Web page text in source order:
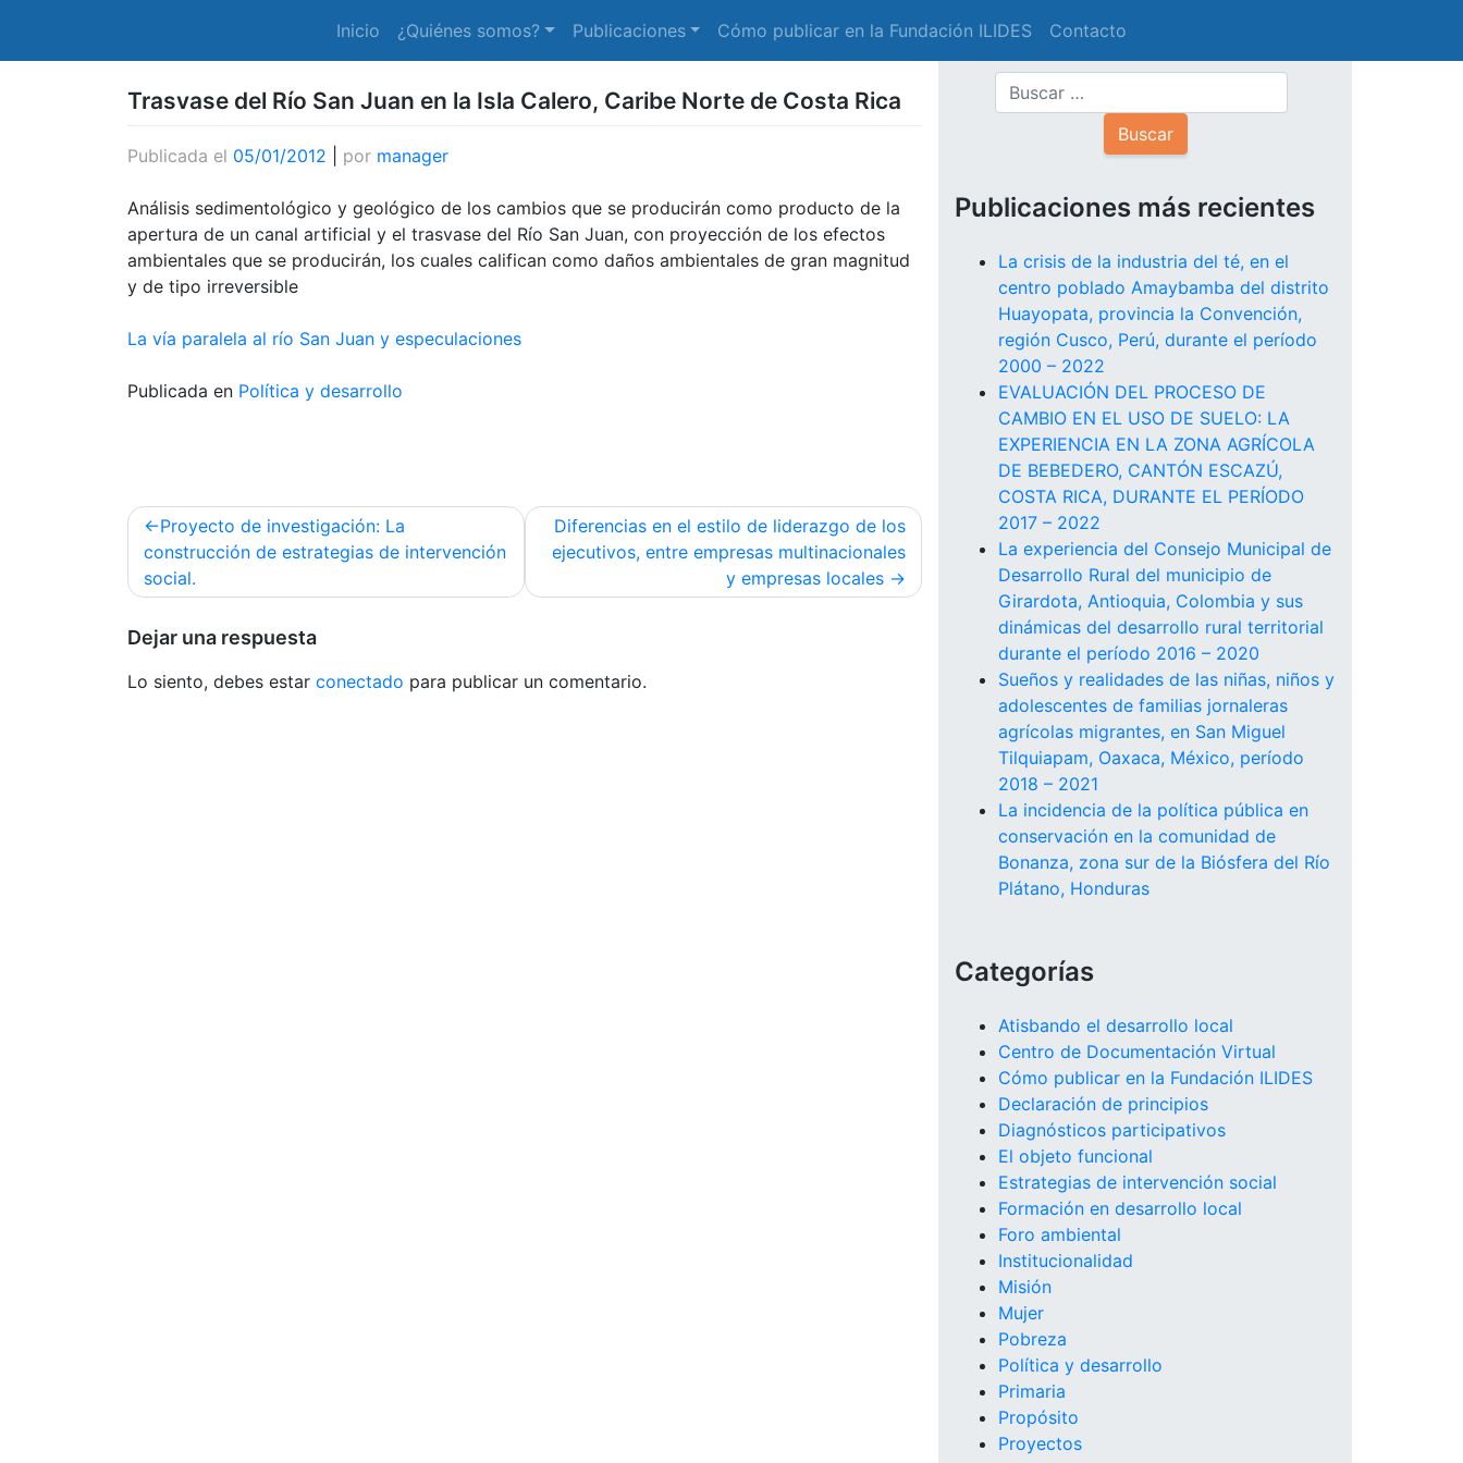
Inicio ¿Quiénes somos? Publicaciones Cómo publicar en la Fundación ILIDES Contacto
Trasvase del Río San Juan en la Isla Calero, Caribe Norte de Costa Rica
Publicada el 05/01/2012 por manager
Análisis sedimentológico y geológico de los cambios que se producirán como producto de la
apertura de un canal artificial y el trasvase del Río San Juan, con proyección de los efectos
ambientales que se producirán, los cuales califican como daños ambientales de gran magnitud
y de tipo irreversible
La vía paralela al río San Juan y especulaciones
Publicada en Política y desarrollo
Navegación
de
entradas
Proyecto de investigación: La
construcción de estrategias de intervención
social.
Diferencias en el estilo de liderazgo de los
ejecutivos, entre empresas multinacionales
y empresas locales
Dejar una respuesta
Lo siento, debes estar conectado para publicar un comentario.
Publicaciones más recientes
La crisis de la industria del té, en el
centro poblado Amaybamba del distrito
Huayopata, provincia la Convención,
región Cusco, Perú, durante el período
2000 – 2022
EVALUACIÓN DEL PROCESO DE
CAMBIO EN EL USO DE SUELO: LA
EXPERIENCIA EN LA ZONA AGRÍCOLA
DE BEBEDERO, CANTÓN ESCAZÚ,
COSTA RICA, DURANTE EL PERÍODO
2017 – 2022
La experiencia del Consejo Municipal de
Desarrollo Rural del municipio de
Girardota, Antioquia, Colombia y sus
dinámicas del desarrollo rural territorial
durante el período 2016 – 2020
Sueños y realidades de las niñas, niños y
adolescentes de familias jornaleras
agrícolas migrantes, en San Miguel
Tilquiapam, Oaxaca, México, período
2018 – 2021
La incidencia de la política pública en
conservación en la comunidad de
Bonanza, zona sur de la Biósfera del Río
Plátano, Honduras
Categorías
Atisbando el desarrollo local
Centro de Documentación Virtual
Cómo publicar en la Fundación ILIDES
Declaración de principios
Diagnósticos participativos
El objeto funcional
Estrategias de intervención social
Formación en desarrollo local
Foro ambiental
Institucionalidad
Misión
Mujer
Pobreza
Política y desarrollo
Primaria
Propósito
Proyectos